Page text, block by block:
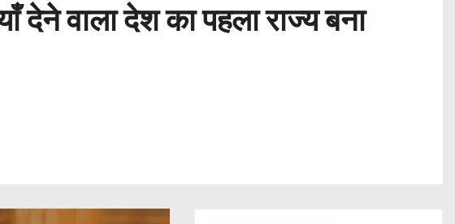
वाला देश का पहला राज्य बना